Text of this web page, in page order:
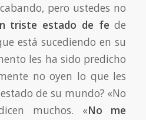
pero ustedes no
triste estado de fe de
está sucediendo en su
les ha sido predicho
no oyen lo que les
de su mundo? «No
muchos. «No me